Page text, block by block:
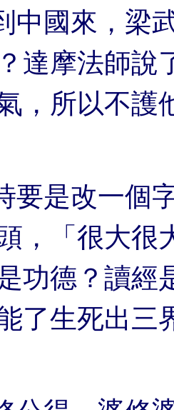
中國來，梁
達摩法師說
，所以不護
要是改一個
，「很大很
功德？讀經
了生死出三